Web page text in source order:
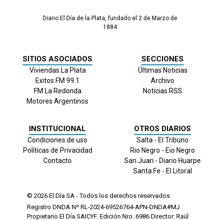
Diario El Día de la Plata, fundado el 2 de Marzo de
1884
SITIOS ASOCIADOS
Viviendas La Plata
Exitos FM 99.1
FM La Redonda
Motores Argentinos
SECCIONES
Últimas Noticias
Archivo
Noticias RSS
INSTITUCIONAL
Condiciones de uso
Políticas de Privacidad
Contacto
OTROS DIARIOS
Salta - El Tribuno
Rio Negro - Eio Negro
San Juan - Diario Huarpe
Santa Fe - El Litoral
© 2026 El Día SA - Todos los derechos reservados.
Registro DNDA Nº RL-2024-69526764-APN-DNDA#MJ
Propietario El Día SAICYF. Edición Nro. 6986 Director: Raúl